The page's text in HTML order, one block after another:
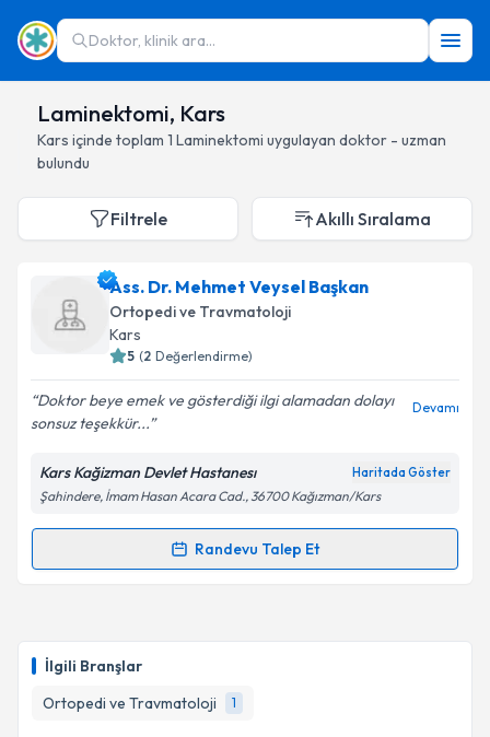
Doktor, klinik ara...
Laminektomi, Kars
Kars içinde toplam 1 Laminektomi uygulayan doktor - uzman
bulundu
İlgili Branşlar
Ortopedi ve Travmatoloji
1
Filtrele Akıllı Sıralama
Ass. Dr. Mehmet Veysel Başkan
Ortopedi ve Travmatoloji
Kars
5 (2 Değerlendirme)
Doktor beye emek ve gösterdiği ilgi alamadan dolayı
sonsuz teşekkür...
Devamı
Kars Kağizman Devlet Hastanesı Haritada Göster
Şahindere, İmam Hasan Acara Cad., 36700 Kağızman/Kars
Randevu Talep Et
Randevu Takvimi Talebi
için bir takvim hazırlandığında e-posta ile
bilgilendireceğiz.